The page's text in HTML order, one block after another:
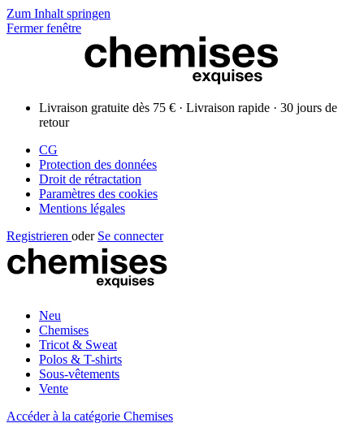
Zum Inhalt springen
Fermer fenêtre
Livraison gratuite dès 75 € · Livraison rapide · 30 jours de
retour
CG
Protection des données
Droit de rétractation
Paramètres des cookies
Mentions légales
Registrieren oder Se connecter
Neu
Chemises
Tricot & Sweat
Polos & T-shirts
Sous-vêtements
Vente
Accéder à la catégorie Chemises